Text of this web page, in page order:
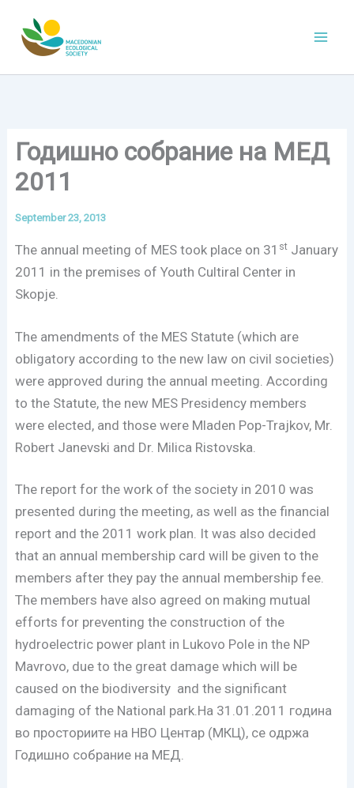
content
Годишно собрание на МЕД
2011
September 23, 2013
The annual meeting of MES took place on 31 st January
2011 in the premises of Youth Cultiral Center in
Skopje.
The amendments of the MES Statute (which are
obligatory according to the new law on civil societies)
were approved during the annual meeting. According
to the Statute, the new MES Presidency members
were elected, and those were Mladen Pop-Trajkov, Mr.
Robert Janevski and Dr. Milica Ristovska.
The report for the work of the society in 2010 was
presented during the meeting, as well as the financial
report and the 2011 work plan. It was also decided
that an annual membership card will be given to the
members after they pay the annual membership fee.
The members have also agreed on making mutual
efforts for preventing the construction of the
hydroelectric power plant in Lukovo Pole in the NP
Mavrovo, due to the great damage which will be
caused on the biodiversity and the significant
damaging of the National park.На 31.01.2011 година
во просториите на НВО Центар (МКЦ), се одржа
Годишно собрание на МЕД.